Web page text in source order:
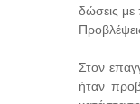
δώσεις με
Στον
ήταν